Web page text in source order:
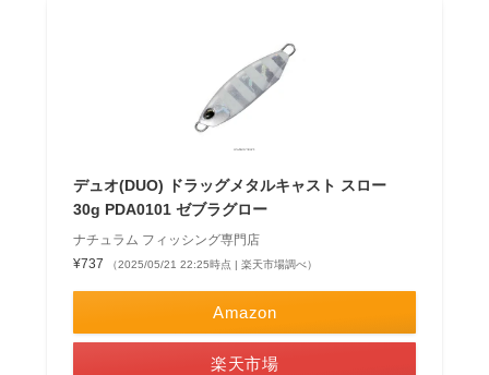
デュオ(DUO) ドラッグメタルキャスト スロー
30g PDA0101 ゼブラグロー
ナチュラム フィッシング専門店
¥737
（2025/05/21 22:25時点 | 楽天市場調べ）
Amazon
楽天市場